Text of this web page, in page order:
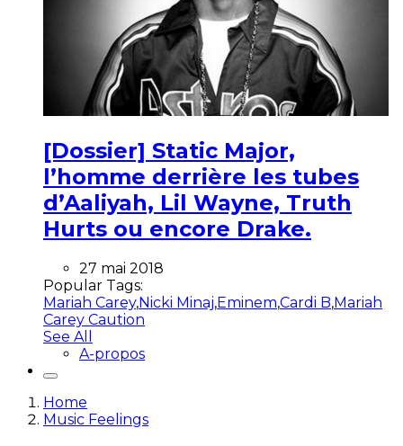
[Dossier] Static Major,
l’homme derrière les tubes
d’Aaliyah, Lil Wayne, Truth
Hurts ou encore Drake.
27 mai 2018
Popular Tags:
Mariah Carey,Nicki Minaj,Eminem,Cardi B,Mariah
Carey Caution
See All
A-propos
Home
Music Feelings